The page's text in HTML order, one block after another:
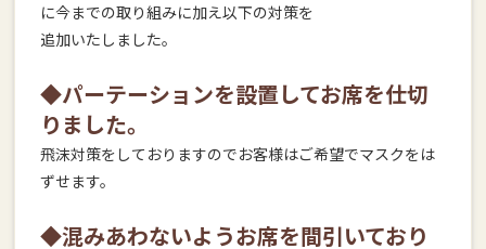
に今までの取り組みに加え以下の対策を
追加いたしました。
◆パーテーションを設置してお席を仕切
りました。
飛沫対策をしておりますのでお客様はご希望でマスクをは
ずせます。
◆混みあわないようお席を間引いており